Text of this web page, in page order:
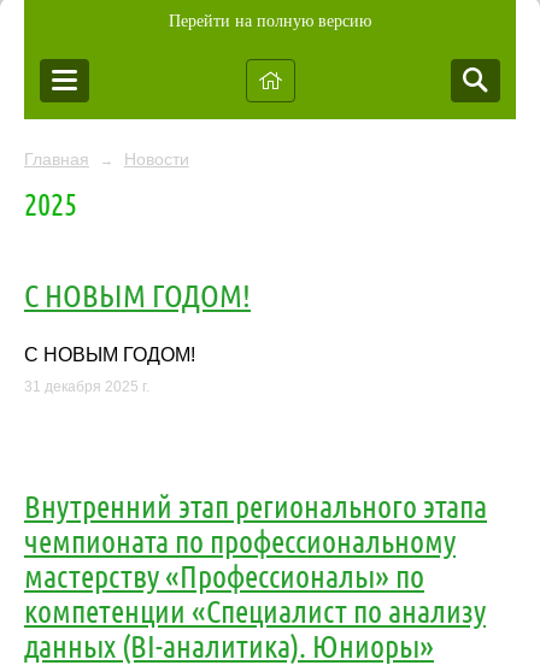
Перейти на полную версию
Главная → Новости
2025
С НОВЫМ ГОДОМ!
С НОВЫМ ГОДОМ!
31 декабря 2025 г.
Внутренний этап регионального этапа
чемпионата по профессиональному
мастерству «Профессионалы» по
компетенции «Специалист по анализу
данных (BI-аналитика). Юниоры»